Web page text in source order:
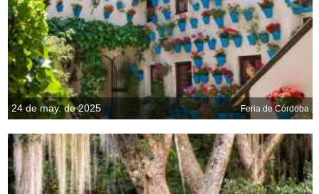
24 de may. de 2025 Feria de Córdoba